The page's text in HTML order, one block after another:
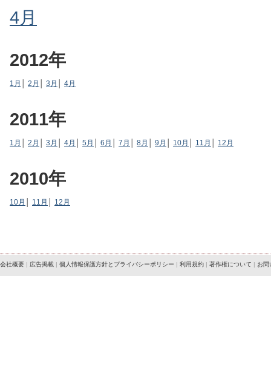
4月
2012年
1月 2月 3月 4月
2011年
1月 2月 3月 4月 5月 6月 7月 8月 9月 10月 11月 12月
2010年
10月 11月 12月
会社概要 | 広告掲載 | 個人情報保護方針とプライバシーポリシー | 利用規約 | 著作権について | お問